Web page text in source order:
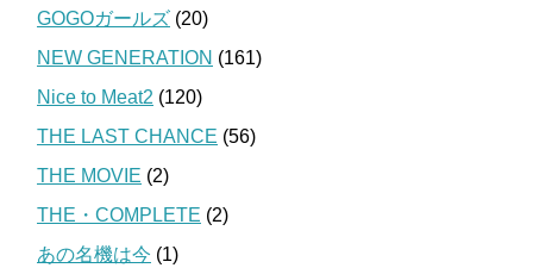
GOGOガールズ (20)
NEW GENERATION (161)
Nice to Meat2 (120)
THE LAST CHANCE (56)
THE MOVIE (2)
THE・COMPLETE (2)
あの名機は今 (1)